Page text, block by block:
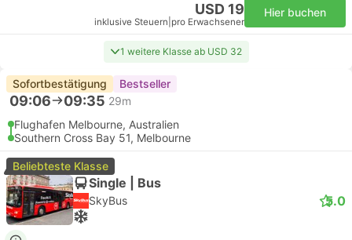
USD 19
inklusive Steuern pro Erwachsener
Hier buchen
1 weitere Klasse ab USD 32
Sofortbestätigung Bestseller
09:06 09:35 29m
Flughafen Melbourne, Australien
Southern Cross Bay 51, Melbourne
Beliebteste Klasse
Single | Bus
SkyBus 5.0